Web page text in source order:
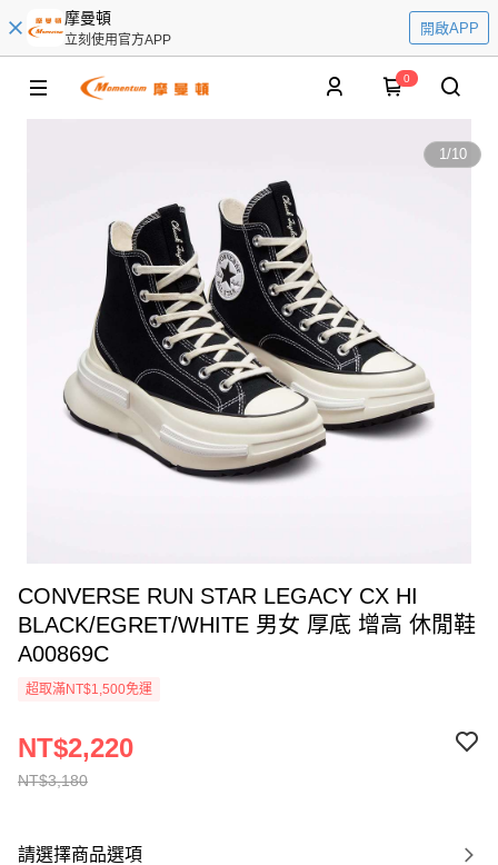
摩曼頓
立刻使用官方APP
開啟APP
0
1/10
CONVERSE RUN STAR LEGACY CX HI
BLACK/EGRET/WHITE 男女 厚底 增高 休閒鞋
A00869C
超取滿NT$1,500免運
NT$3,180
NT$2,220
請選擇商品選項